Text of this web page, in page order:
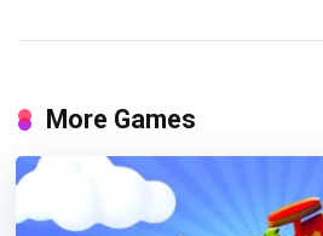
More Games